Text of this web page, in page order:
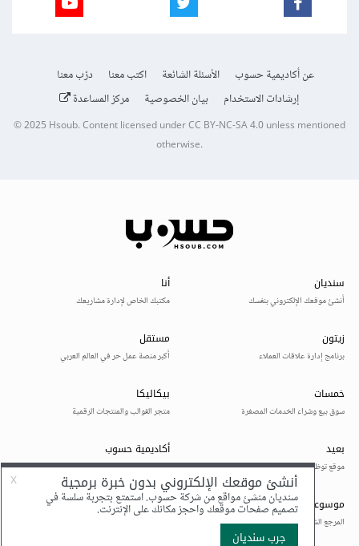
عن أكاديمية حسوب الأسئلة الشائعة اكتب معنا
درّب معنا
إرشادات الاستخدام
بيان الخصوصية مركز المساعدة
© 2025Hsoub.Content licensed underCC BY-NC-SA 4.0unless mentioned
otherwise.